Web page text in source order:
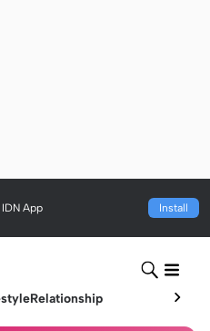
App Install
Relationship